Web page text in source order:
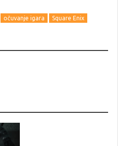
očuvanje igara Square Enix